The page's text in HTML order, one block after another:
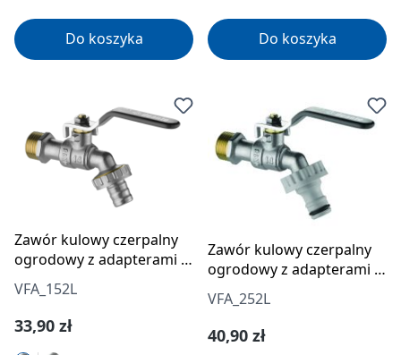
Do koszyka Do koszyka
Zawór kulowy czerpalny
ogrodowy z adapterami -
1/2"
VFA_152L
Cena regularna:
33,90 zł
Zawór kulowy czerpalny
ogrodowy z adapterami -
3/4"
VFA_252L
Cena regularna:
40,90 zł